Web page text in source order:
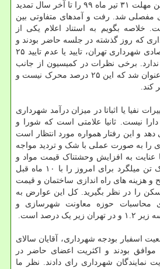
داشت، تقاضا کرد شورا این مهلت ۳۱ تیر ماه ۹۹ را تا آخر سال تمدید
مفصلی شد. رفت و آمدهای متفاوتی بین
بگویم به استناد اعلام یکی از
که روز گذشته در جلسه حاضر بودند و
امامی معاون مالی و اقتصادی شهرداری تهران، تایید یا عدم تایید ۲۵
برخی نظرات در کمیسیون از جانب
آقایان سالاری و فراهانی عنوان شد که این ۲۵ درصد محرک نیست و
نفیا یا اثباتا در میزان درآمد شهرداری
نیست. ثانیا علامتی است که شورا و
و این رفتار همواره مورد انتظار است
را به صورت عملی با شک و تردید مواجه
عنایت به افزایش وحشتناک قیمت مواد و
مصالح کافی است نرخ یک تن میلگرد برای امروز را با ۱۰ ماه قبل
و هزینه های راه اندازی ساختمان و قیمت
را در نظر بگیرید. کل این عوارض به
محاسبات حوزه معاونت شهرسازی و
درصد است.
اسفبار بودجه شهرداری، آقایان سالای
موافق بودند و اکثریت اعضای حاضر در
نمایندگان شهرداری رای دادند. نظر ما